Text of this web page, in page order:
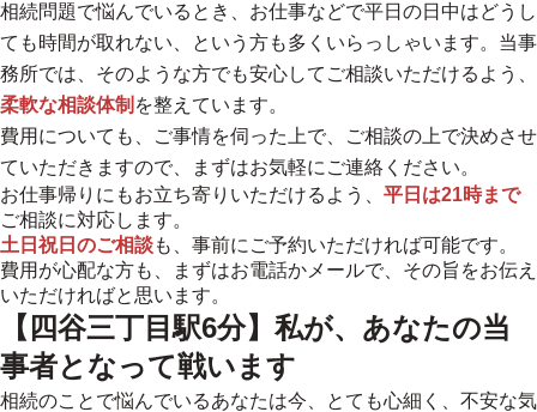
相続問題で悩んでいるとき、お仕事などで平日の日中はどうし
ても時間が取れない、という方も多くいらっしゃいます。当事
務所では、そのような方でも安心してご相談いただけるよう、
柔軟な相談体制 を整えています。
費用についても、ご事情を伺った上で、ご相談の上で決めさせ
ていただきますので、まずはお気軽にご連絡ください。
お仕事帰りにもお立ち寄りいただけるよう、 平日は21時まで
ご相談に対応します。
土日祝日のご相談も、事前にご予約いただければ可能です。
費用が心配な方も、まずはお電話かメールで、その旨をお伝え
いただければと思います。
【四谷三丁目駅6分】私が、あなたの当
事者となって戦います
相続のことで悩んでいるあなたは今、とても心細く、不安な気